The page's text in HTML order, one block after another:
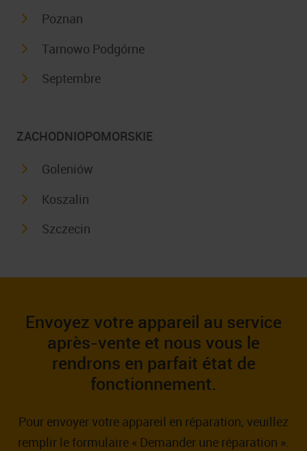
Poznan
Tarnowo Podgórne
Septembre
ZACHODNIOPOMORSKIE
Goleniów
Koszalin
Szczecin
Envoyez votre appareil au service
après-vente et nous vous le
rendrons en parfait état de
fonctionnement.
Pour envoyer votre appareil en réparation, veuillez
remplir le formulaire « Demander une réparation ».